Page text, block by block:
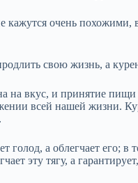
кажутся очень похожими,
свою жизнь, а
на вкус, и принятие
всей нашей жизни.
а облегчает его; в
эту тягу, а